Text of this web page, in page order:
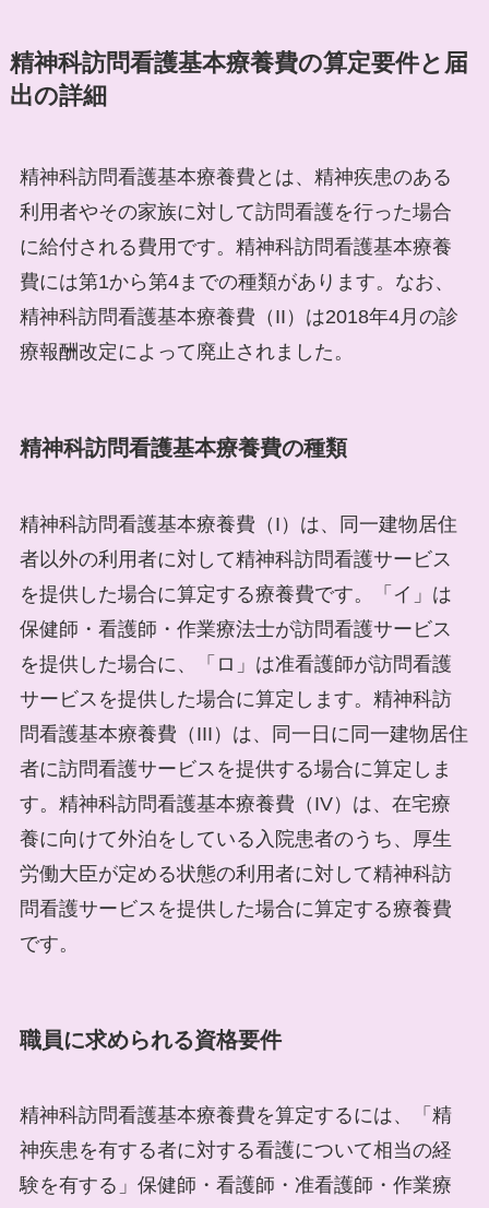
精神科訪問看護基本療養費の算定要件と届
出の詳細
精神科訪問看護基本療養費とは、精神疾患のある
利用者やその家族に対して訪問看護を行った場合
に給付される費用です。精神科訪問看護基本療養
費には第1から第4までの種類があります。なお、
精神科訪問看護基本療養費（II）は2018年4月の診
療報酬改定によって廃止されました。
精神科訪問看護基本療養費の種類
精神科訪問看護基本療養費（I）は、同一建物居住
者以外の利用者に対して精神科訪問看護サービス
を提供した場合に算定する療養費です。「イ」は
保健師・看護師・作業療法士が訪問看護サービス
を提供した場合に、「ロ」は准看護師が訪問看護
サービスを提供した場合に算定します。精神科訪
問看護基本療養費（III）は、同一日に同一建物居住
者に訪問看護サービスを提供する場合に算定しま
す。精神科訪問看護基本療養費（IV）は、在宅療
養に向けて外泊をしている入院患者のうち、厚生
労働大臣が定める状態の利用者に対して精神科訪
問看護サービスを提供した場合に算定する療養費
です。
職員に求められる資格要件
精神科訪問看護基本療養費を算定するには、「精
神疾患を有する者に対する看護について相当の経
験を有する」保健師・看護師・准看護師・作業療